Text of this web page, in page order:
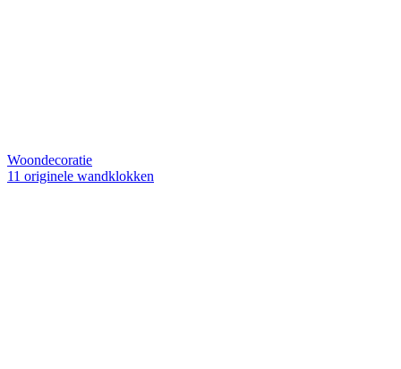
Woondecoratie
11 originele wandklokken